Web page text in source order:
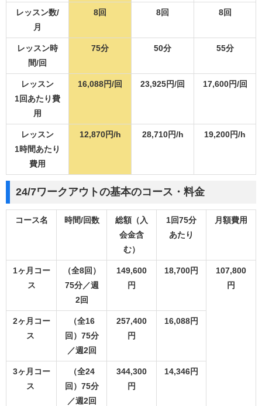
レッスン数/
月
8回 8回 8回
レッスン時
間/回
75分 50分 55分
レッスン
1回あたり費
用
16,088円/回 23,925円/回 17,600円/回
レッスン
1時間あたり
費用
12,870円/h 28,710円/h 19,200円/h
24/7ワークアウトの基本のコース・料金
コース名 時間/回数
総額（入
会金含
む）
1回75分
あたり
月額費用
1ヶ月コー
ス
（全8回）
75分／週
2回
149,600
円
18,700円
107,800
円
2ヶ月コー
ス
（全16
回）75分
／週2回
257,400
円
16,088円
3ヶ月コー
ス
（全24
回）75分
／週2回
344,300
円
14,346円